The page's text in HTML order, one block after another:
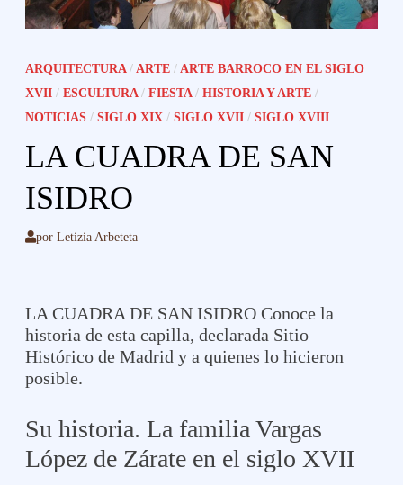
ARQUITECTURA/ARTE /ARTE BARROCO EN EL SIGLO
XVII /ESCULTURA/FIESTA/HISTORIA Y ARTE /
NOTICIAS /SIGLO XIX /SIGLO XVII /SIGLO XVIII
LA CUADRA DE SAN
ISIDRO
porLetizia Arbeteta
LA CUADRA DE SAN ISIDROConoce la
historia de esta capilla, declarada Sitio
Histórico de Madrid y a quienes lo hicieron
posible.
Su historia. La familia Vargas
López de Zárate en el siglo XVII